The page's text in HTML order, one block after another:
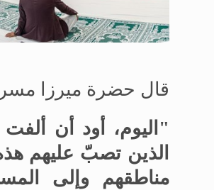
قال حضرة ميرزا
"اليوم، أود أن ألفت
الذين تصبّ عليهم
مناطقهم وإلى